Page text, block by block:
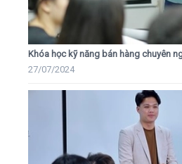
Khóa học kỹ năng bán hàng chuyên
27/07/2024